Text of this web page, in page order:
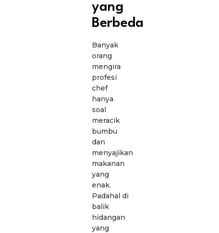
yang
Berbeda
Banyak
orang
mengira
profesi
chef
hanya
soal
meracik
bumbu
dan
menyajikan
makanan
yang
enak.
Padahal di
balik
hidangan
yang